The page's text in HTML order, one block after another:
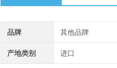
品牌 其他品牌
产地类别 进口